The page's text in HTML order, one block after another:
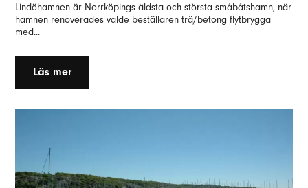
Lindöhamnen är Norrköpings äldsta och största småbåtshamn, när
hamnen renoverades valde beställaren trä/betong flytbrygga
med...
Läs mer